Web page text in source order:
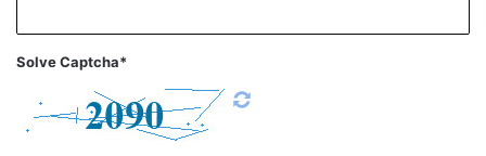
Solve Captcha*